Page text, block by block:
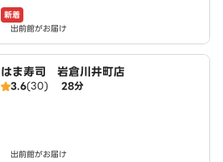
新着
出前館がお届け
はま寿司 岩倉川井町店
3.6(30) 28分
出前館がお届け